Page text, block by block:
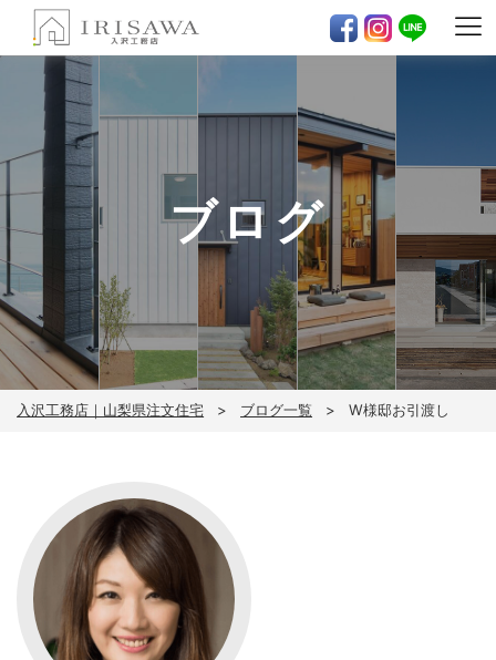
ブログ
入沢工務店｜山梨県注文住宅 ブログ一覧 W様邸お引渡し